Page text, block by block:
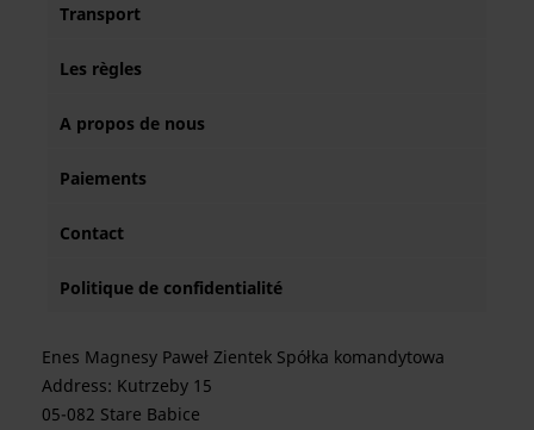
Transport
Les règles
A propos de nous
Paiements
Contact
Politique de confidentialité
Enes Magnesy Paweł Zientek Spółka komandytowa
Address: Kutrzeby 15
05-082 Stare Babice